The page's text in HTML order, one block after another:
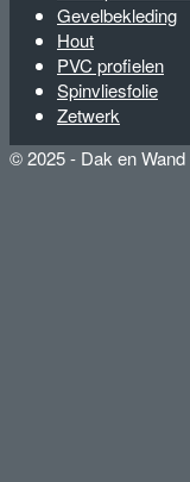
Gevelbekleding
Hout
PVC profielen
Spinvliesfolie
Zetwerk
© 2025 - Dak en